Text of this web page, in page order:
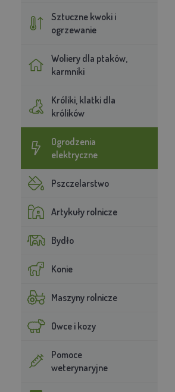
Sztuczne kwoki i
ogrzewanie
Woliery dla ptaków,
karmniki
Króliki, klatki dla
królików
Ogrodzenia
elektryczne
Pszczelarstwo
Artykuły rolnicze
Bydło
Konie
Maszyny rolnicze
Owce i kozy
Pomoce
weterynaryjne